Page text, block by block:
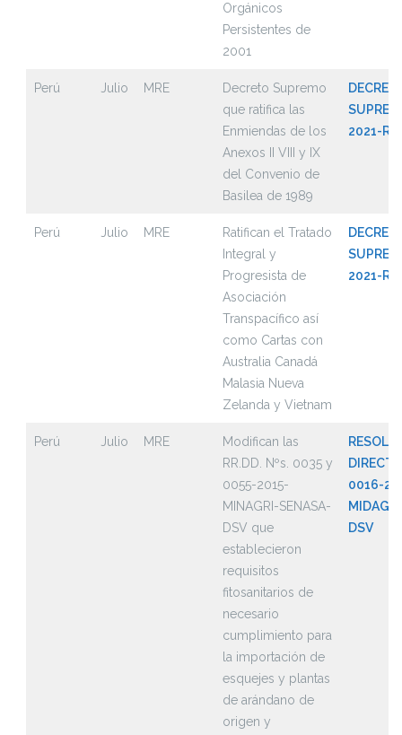
Orgánicos
Persistentes de
2001
Perú Julio MRE
Decreto Supremo
que ratifica las
Enmiendas de los
Anexos II VIII y IX
del Convenio de
Basilea de 1989
2021-RE
Perú Julio MRE
Ratifican el Tratado
Integral y
Progresista de
Asociación
Transpacífico así
como Cartas con
Australia Canadá
Malasia Nueva
Zelanda y Vietnam
2021-RE
Perú Julio MRE
Modifican las
RR.DD. Nºs. 0035 y
0055-2015-
MINAGRI-SENASA-
DSV que
establecieron
requisitos
fitosanitarios de
necesario
cumplimiento para
la importación de
esquejes y plantas
de arándano de
origen y
0016-
DSV